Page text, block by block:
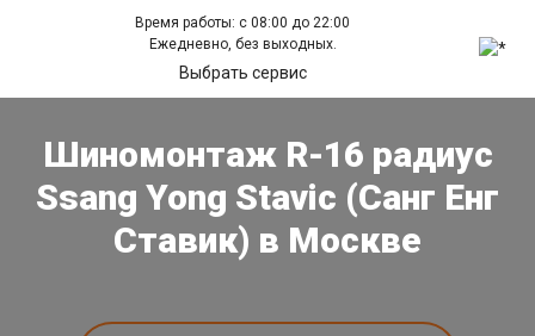
Время работы: с 08:00 до 22:00
Ежедневно, без выходных.
Выбрать сервис
Шиномонтаж R-16 радиус
Ssang Yong Stavic (Санг Енг
Ставик) в Москве